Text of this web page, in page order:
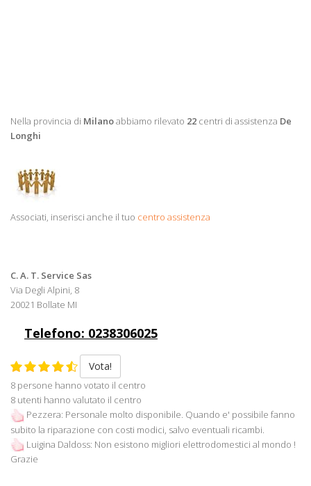
Nella provincia di Milanoabbiamo rilevato 22 centri di assistenza De
Longhi
Associati, inserisci anche il tuo centro assistenza
C. A. T. Service Sas
Via Degli Alpini, 8
20021 Bollate MI
Telefono: 0238306025
Vota!
8 persone hanno votato il centro
8 utenti hanno valutato il centro
Pezzera: Personale molto disponibile. Quando e' possibile fanno
subito la riparazione con costi modici, salvo eventuali ricambi.
Luigina Daldoss: Non esistono migliori elettrodomestici al mondo !
Grazie